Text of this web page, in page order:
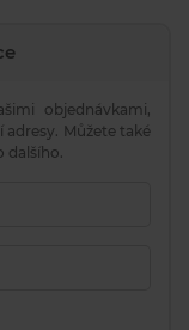
objednávkami,
Můžete také
dalšího.